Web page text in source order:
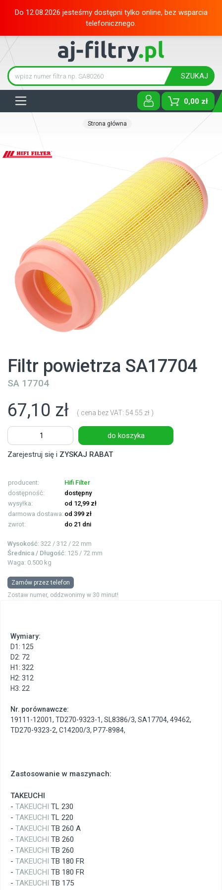
Do 12.08.2026 jesteśmy dostępni tylko online, bez wsparcia
telefonicznego.
SZUKAJ
0,00 zł
Strona główna
Filtr powietrza SA17704
SA 17704
67,10 zł ( cena bez VAT: 54.55 zł )
do koszyka
Zarejestruj się i ZYSKAJ RABAT
producent:
Hifi Filter
dostępność:
dostępny
wysyłka:
od 12,99 zł
darmowa dostawa: od 399 zł
zwrot:
do 21 dni
Wysokość: 322 / 312 / 22 mm
Średnica / Długość: 125 / 72 mm
Waga: 0.500 kg
Zamów przez telefon
Zostaw numer, oddzwonimy w 30 minut!
Zastosowanie w maszynach:
TAKEUCHI
- TAKEUCHI TL 230
- TAKEUCHI TL 220
- TAKEUCHI TB 260 A
- TAKEUCHI TB 260
- TAKEUCHI TB 260
- TAKEUCHI TB 180 FR
- TAKEUCHI TB 180 FR
- TAKEUCHI TB 175
Wymiary:
D1: 125
D2: 72
H1: 322
H2: 312
H3: 22
Nr. porównawcze:
19111-12001, TD270-9323-1, SL8386/3, SA17704, 49462,
TD270-9323-2, C14200/3, P77-8984,